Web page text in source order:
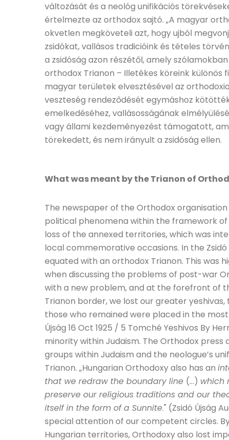
változását és a neológ unifikációs
értelmezte az orthodox sajtó. „A magyar
okvetlen megköveteli azt, hogy ujból
zsidókat, vallásos tradicióink és tételes
a zsidóság azon részétől, amely szólamokban
orthodox Trianon – Illetékes köreink
magyar területek elvesztésével az
veszteség rendeződését egymáshoz
emelkedéséhez, vallásosságának
vagy állami kezdeményezést támogatott,
törekedett, és nem irányult a zsidóság ellen.
What was meant by the Trianon of
The newspaper of the Orthodox
political phenomena within the framework of
loss of the annexed territories, which was
local commemorative occasions. In the Zsidó
equated with an orthodox Trianon. This was
when discussing the problems of post-war
with a new problem, and at the forefront of
Trianon border, we lost our greater
those who remained were placed in the
Újság 16 Oct 1925 / 5 Tomché Yeshivos By
minority within Judaism. The Orthodox
groups within Judaism and the neologue’s
Trianon. „Hungarian Orthodoxy also has an
that we redraw the boundary line (…) which
preserve our religious traditions and our
itself in the form of a Sunnite." (Zsidó Újság
special attention of our competent circles.
Hungarian territories, Orthodoxy also lost